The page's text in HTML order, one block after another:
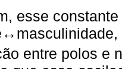
esse
entre polos e